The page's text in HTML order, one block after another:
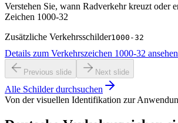
Verstehen Sie, wann Radverkehr kreuzt oder
Zeichen 1000-32
Zusätzliche Verkehrsschilder1000-32
Details zum Verkehrszeichen 1000-32 ansehen
Previous slide Next slide
Alle Schilder durchsuchen
Von der visuellen Identifikation zur